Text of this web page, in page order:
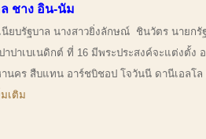
ชาง อิน-นัม
รัฐบาล นางสาวยิ่งลักษณ์ ชินวัตร นายก
บเนดิกต์ ที่ 16 มีพระประสงค์จะแต่งตั้ง อ
สืบแทน อาร์ชบิชอป โจวันนี ดานีเอลโล
เติม